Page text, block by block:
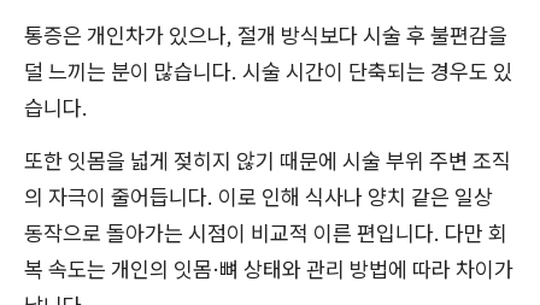
통증은 개인차가 있으나, 절개 방식보다 시술 후 불편감을
덜 느끼는 분이 많습니다. 시술 시간이 단축되는 경우도 있
습니다.
또한 잇몸을 넓게 젖히지 않기 때문에 시술 부위 주변 조직
의 자극이 줄어듭니다. 이로 인해 식사나 양치 같은 일상
동작으로 돌아가는 시점이 비교적 이른 편입니다. 다만 회
복 속도는 개인의 잇몸·뼈 상태와 관리 방법에 따라 차이가